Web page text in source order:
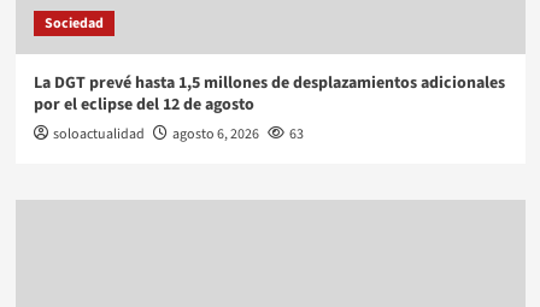
Sociedad
La DGT prevé hasta 1,5 millones de desplazamientos adicionales
por el eclipse del 12 de agosto
soloactualidad agosto 6, 2026 63